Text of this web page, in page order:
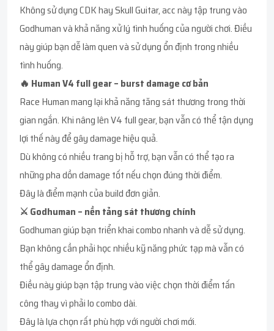
Không sử dụng CDK hay Skull Guitar, acc này tập trung vào
Godhuman và khả năng xử lý tình huống của người chơi. Điều
này giúp bạn dễ làm quen và sử dụng ổn định trong nhiều
tình huống.
🔥 Human V4 full gear – burst damage cơ bản
Race Human mang lại khả năng tăng sát thương trong thời
gian ngắn. Khi nâng lên V4 full gear, bạn vẫn có thể tận dụng
lợi thế này để gây damage hiệu quả.
Dù không có nhiều trang bị hỗ trợ, bạn vẫn có thể tạo ra
những pha dồn damage tốt nếu chọn đúng thời điểm.
Đây là điểm mạnh của build đơn giản.
⚔️ Godhuman – nền tảng sát thương chính
Godhuman giúp bạn triển khai combo nhanh và dễ sử dụng.
Bạn không cần phải học nhiều kỹ năng phức tạp mà vẫn có
thể gây damage ổn định.
Điều này giúp bạn tập trung vào việc chọn thời điểm tấn
công thay vì phải lo combo dài.
Đây là lựa chọn rất phù hợp với người chơi mới.